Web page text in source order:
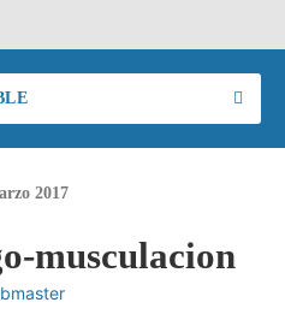
2017
musculacion